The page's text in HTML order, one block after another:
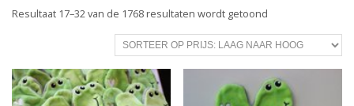
Resultaat 17–32 van de 1768 resultaten wordt getoond
op
prijs:
laag
naar